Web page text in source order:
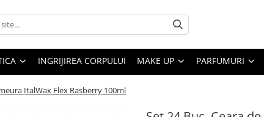
INGRIJIREA CORPULUI MAKE UP PARFUMURI
ItalWax Flex Rasberry 100ml